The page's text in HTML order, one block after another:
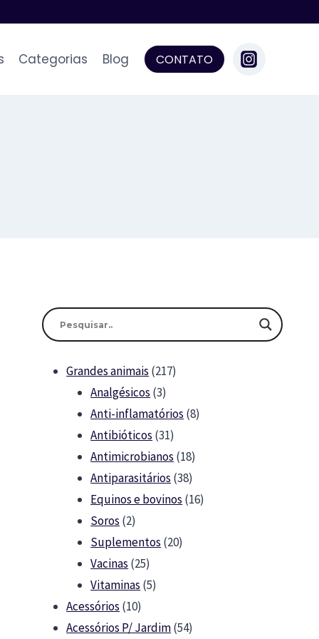
Categorias Blog CONTATO
Grandes animais 217217
Analgésicos 33
products
Anti-inflamatórios 88
Antibióticos 3131
products
Antimicrobianos 1818
products
Antiparasitários 3838
products
Equinos e bovinos 1616
Soros 22
products
Suplementos 2020
Vacinas 2525
products
Vitaminas 55
Acessórios 1010
products
Acessórios P/ Jardim 5454